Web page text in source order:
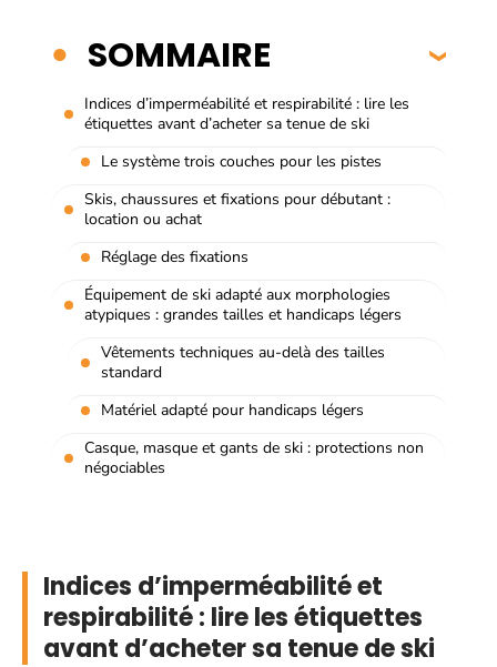
SOMMAIRE
Indices d’imperméabilité et respirabilité : lire les
étiquettes avant d’acheter sa tenue de ski
Le système trois couches pour les pistes
Skis, chaussures et fixations pour débutant :
location ou achat
Réglage des fixations
Équipement de ski adapté aux morphologies
atypiques : grandes tailles et handicaps légers
Vêtements techniques au-delà des tailles
standard
Matériel adapté pour handicaps légers
Casque, masque et gants de ski : protections non
négociables
Indices d’imperméabilité et
respirabilité : lire les étiquettes
avant d’acheter sa tenue de ski